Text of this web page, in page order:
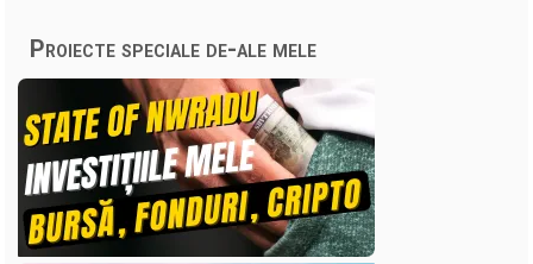
Proiecte speciale de-ale mele